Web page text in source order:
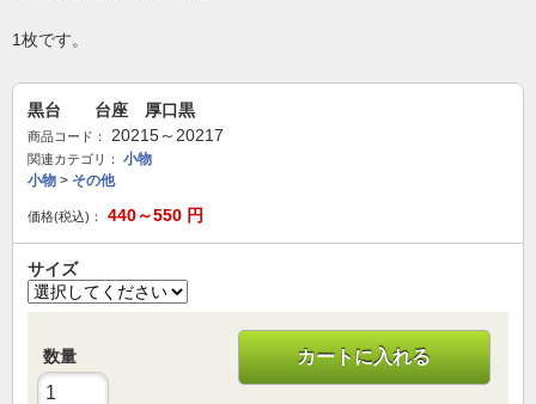
1枚です。
黒台 台座 厚口黒
商品コード： 20215～20217
関連カテゴリ：
小物
小物 > その他
価格(税込)： 440～550 円
サイズ
数量 カートに入れる